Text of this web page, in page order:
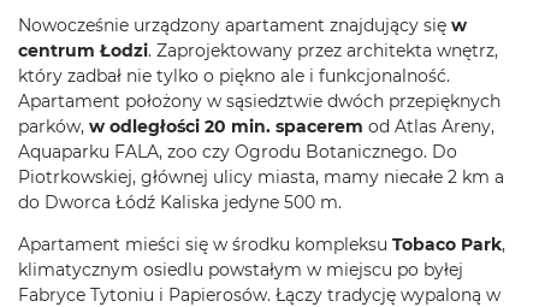
Nowocześnie urządzony apartament znajdujący się w
centrum Łodzi. Zaprojektowany przez architekta wnętrz,
który zadbał nie tylko o piękno ale i funkcjonalność.
Apartament położony w sąsiedztwie dwóch przepięknych
parków, w odległości 20 min. spacerem od Atlas Areny,
Aquaparku FALA, zoo czy Ogrodu Botanicznego. Do
Piotrkowskiej, głównej ulicy miasta, mamy niecałe 2 km a
do Dworca Łódź Kaliska jedyne 500 m.
Apartament mieści się w środku kompleksu Tobaco Park,
klimatycznym osiedlu powstałym w miejscu po byłej
Fabryce Tytoniu i Papierosów. Łączy tradycję wypaloną w